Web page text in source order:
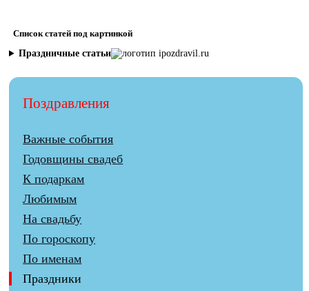
Список статей под картинкой
Праздничные статьи
Поздравления
Важные события
Годовщины свадеб
К подаркам
Любимым
На свадьбу
По гороскопу
По именам
Праздники